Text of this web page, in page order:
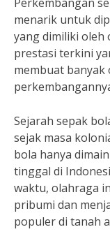
menarik untuk
yang dimiliki oleh
prestasi terkini
membuat
Sejarah sepak
sejak masa
bola hanya
tinggal di
waktu, olahraga
pribumi dan
populer di tanah